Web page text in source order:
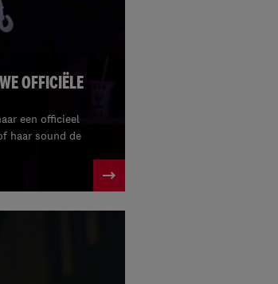
OFFICIËLE
een officieel
haar sound de